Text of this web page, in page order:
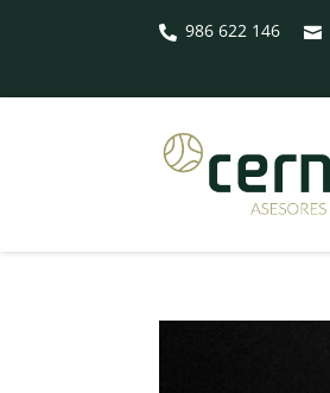
 986 622 146 